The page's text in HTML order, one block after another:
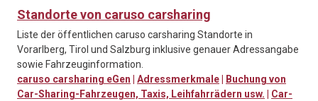
Standorte von caruso carsharing
Liste der öffentlichen caruso carsharing Standorte in
Vorarlberg, Tirol und Salzburg inklusive genauer Adressangabe
sowie Fahrzeuginformation.
caruso carsharing eGen
Adressmerkmale
Buchung von
Car-Sharing-Fahrzeugen, Taxis, Leihfahrrädern usw.
Car-